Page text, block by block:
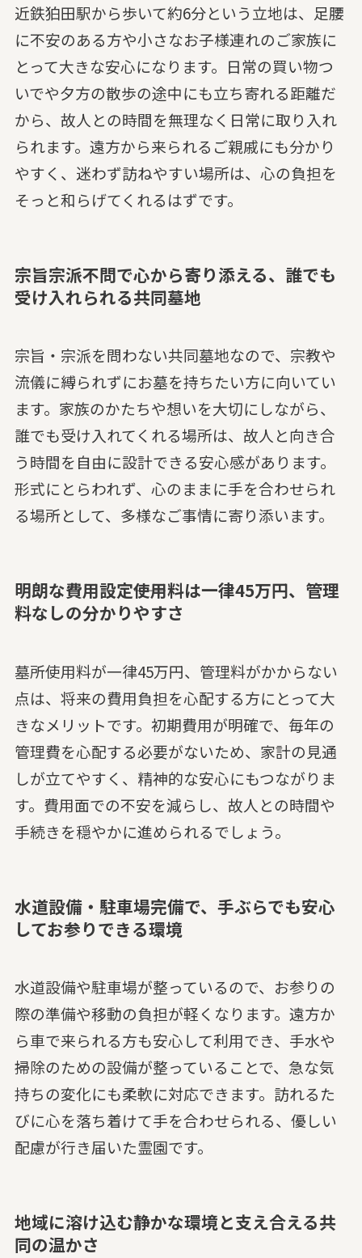
近鉄狛田駅から歩いて約6分という立地は、足腰
に不安のある方や小さなお子様連れのご家族に
とって大きな安心になります。日常の買い物つ
いでや夕方の散歩の途中にも立ち寄れる距離だ
から、故人との時間を無理なく日常に取り入れ
られます。遠方から来られるご親戚にも分かり
やすく、迷わず訪ねやすい場所は、心の負担を
そっと和らげてくれるはずです。
宗旨宗派不問で心から寄り添える、誰でも
受け入れられる共同墓地
宗旨・宗派を問わない共同墓地なので、宗教や
流儀に縛られずにお墓を持ちたい方に向いてい
ます。家族のかたちや想いを大切にしながら、
誰でも受け入れてくれる場所は、故人と向き合
う時間を自由に設計できる安心感があります。
形式にとらわれず、心のままに手を合わせられ
る場所として、多様なご事情に寄り添います。
明朗な費用設定――使用料は一律45万円、管理
料なしの分かりやすさ
墓所使用料が一律45万円、管理料がかからない
点は、将来の費用負担を心配する方にとって大
きなメリットです。初期費用が明確で、毎年の
管理費を心配する必要がないため、家計の見通
しが立てやすく、精神的な安心にもつながりま
す。費用面での不安を減らし、故人との時間や
手続きを穏やかに進められるでしょう。
水道設備・駐車場完備で、手ぶらでも安心
してお参りできる環境
水道設備や駐車場が整っているので、お参りの
際の準備や移動の負担が軽くなります。遠方か
ら車で来られる方も安心して利用でき、手水や
掃除のための設備が整っていることで、急な気
持ちの変化にも柔軟に対応できます。訪れるた
びに心を落ち着けて手を合わせられる、優しい
配慮が行き届いた霊園です。
地域に溶け込む静かな環境と支え合える共
同の温かさ